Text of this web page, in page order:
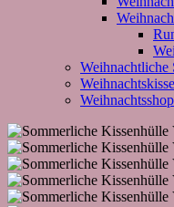
Weihnachtliche
Weihnachtsshop